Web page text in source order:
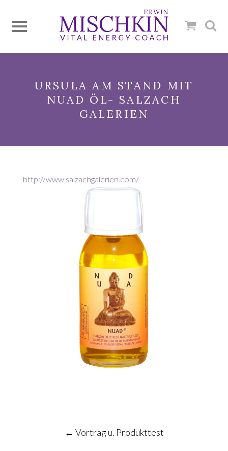
URSULA AM STAND MIT
NUAD ÖL- SALZACH
GALERIEN
http://www.salzachgalerien.com/
← Vortrag u. Produkttest